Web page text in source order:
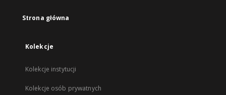
Strona główna
Kolekcje
Kolekcje instytucji
Kolekcje osób prywatnych